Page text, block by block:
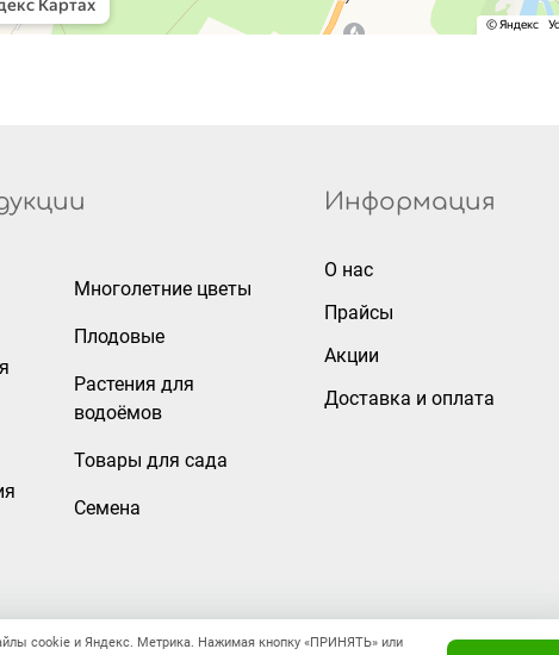
Многолетние цветы
Плодовые
Растения для
водоёмов
Товары для сада
Семена
Информация
О нас
Прайсы
Акции
Доставка и оплата
cookie и Яндекс. Метрика. Нажимая кнопку «ПРИНЯТЬ» или